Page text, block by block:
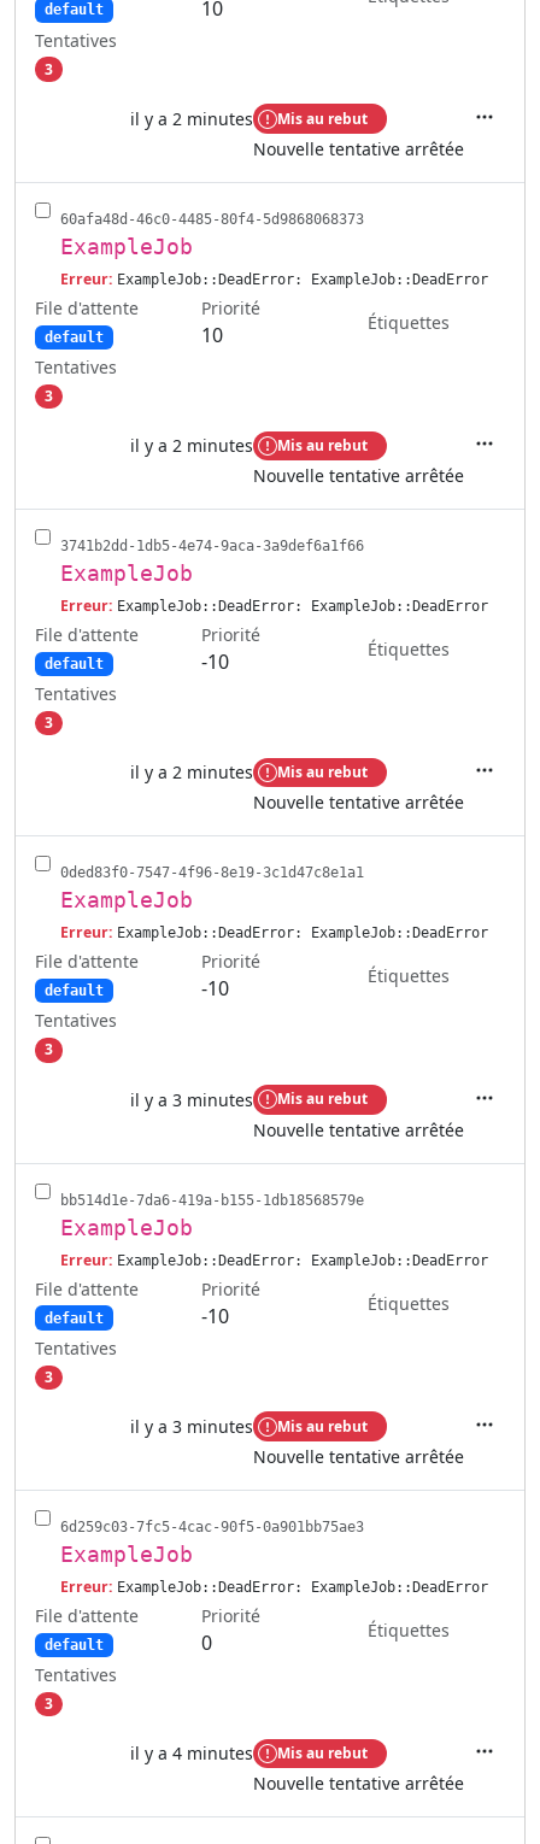
default 10
Tentatives
3
il y a 2 minutes Mis au rebut
Nouvelle tentative arrêtée
60afa48d-46c0-4485-80f4-5d9868068373
ExampleJob
Erreur: ExampleJob::DeadError: ExampleJob::DeadError
File d'attente
default
Priorité
10
Étiquettes
Tentatives
3
il y a 2 minutes Mis au rebut
Nouvelle tentative arrêtée
3741b2dd-1db5-4e74-9aca-3a9def6a1f66
ExampleJob
Erreur: ExampleJob::DeadError: ExampleJob::DeadError
File d'attente
default
Priorité
-10
Étiquettes
Tentatives
3
il y a 2 minutes Mis au rebut
Nouvelle tentative arrêtée
0ded83f0-7547-4f96-8e19-3c1d47c8e1a1
ExampleJob
Erreur: ExampleJob::DeadError: ExampleJob::DeadError
File d'attente
default
Priorité
-10
Étiquettes
Tentatives
3
il y a 3 minutes Mis au rebut
Nouvelle tentative arrêtée
Actions
bb514d1e-7da6-419a-b155-1db18568579e
ExampleJob
Erreur: ExampleJob::DeadError: ExampleJob::DeadError
File d'attente
default
Priorité
-10
Étiquettes
Tentatives
3
il y a 3 minutes Mis au rebut
Nouvelle tentative arrêtée
6d259c03-7fc5-4cac-90f5-0a901bb75ae3
ExampleJob
Erreur: ExampleJob::DeadError: ExampleJob::DeadError
File d'attente
default
Priorité
0
Étiquettes
Tentatives
3
il y a 4 minutes Mis au rebut
Nouvelle tentative arrêtée